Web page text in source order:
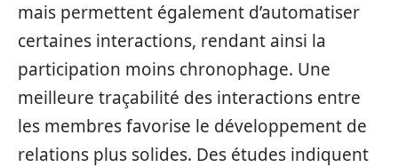
mais permettent également d’automatiser
certaines interactions, rendant ainsi la
participation moins chronophage. Une
meilleure traçabilité des interactions entre
les membres favorise le développement de
relations plus solides. Des études indiquent